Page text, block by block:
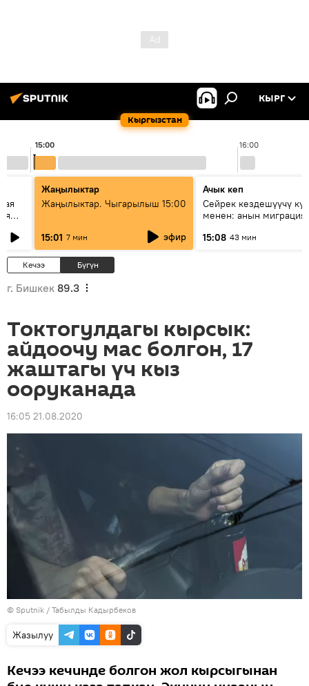
Кыргызстан
КЫРГ
16:00
15:00
Жаңылыктар
Жаңылыктар. Чыгарылыш 15:00
15:01 7 мин эфир
Ачык кеп
Сейрек кездешүүчү
менен: анын
15:08 43 мин
Кечээ Бүгүн
г. Бишкек 89.3
Токтогулдагы кырсык:
айдоочу мас болгон, 17
жаштагы үч кыз
ооруканада
16:05 21.08.2020
© Sputnik / Табылды Кадырбеков
Жазылуу
Кечээ кечинде болгон жол кырсыгынан